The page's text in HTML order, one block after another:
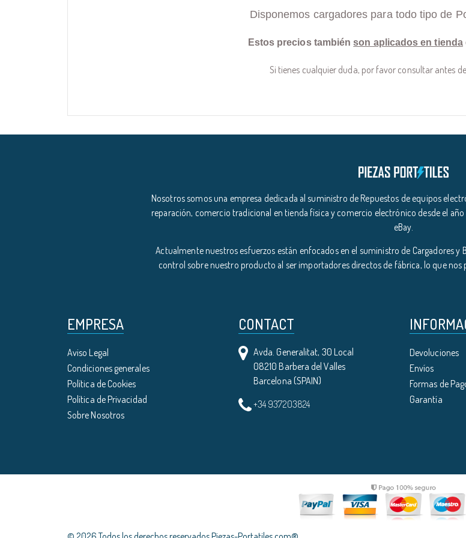
Disponemos cargadores para todo tipo de
Estos precios también son aplicados en tienda
Si tienes cualquier duda, por favor consultar antes
Nosotros somos una empresa dedicada al suministro de Repuestos de equipos
reparación, comercio tradicional en tienda física y comercio electrónico desde el
eBay.
Actualmente nuestros esfuerzos están enfocados en el suministro de Cargadores
control sobre nuestro producto al ser importadores directos de fábrica, lo que
EMPRESA
Aviso Legal
Condiciones generales
Política de Cookies
Política de Privacidad
Sobre Nosotros
CONTACT
Avda. Generalitat, 30 Local
08210 Barbera del Valles
Barcelona (SPAIN)
+34 937203824
Devoluciones
Envíos
Formas de
Garantía